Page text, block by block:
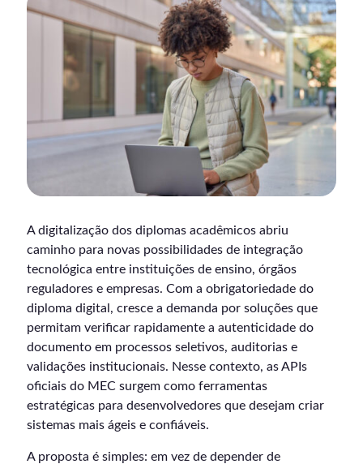
A digitalização dos diplomas acadêmicos abriu
caminho para novas possibilidades de integração
tecnológica entre instituições de ensino, órgãos
reguladores e empresas. Com a obrigatoriedade do
diploma digital, cresce a demanda por soluções que
permitam verificar rapidamente a autenticidade do
documento em processos seletivos, auditorias e
validações institucionais. Nesse contexto, as APIs
oficiais do MEC surgem como ferramentas
estratégicas para desenvolvedores que desejam criar
sistemas mais ágeis e confiáveis.
A proposta é simples: em vez de depender de